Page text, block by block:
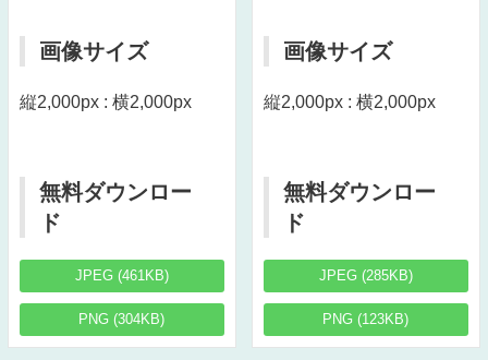
画像サイズ
縦2,000px : 横2,000px
無料ダウンロー
ド
JPEG (461KB)
PNG (304KB)
画像サイズ
縦2,000px : 横2,000px
無料ダウンロー
ド
JPEG (285KB)
PNG (123KB)